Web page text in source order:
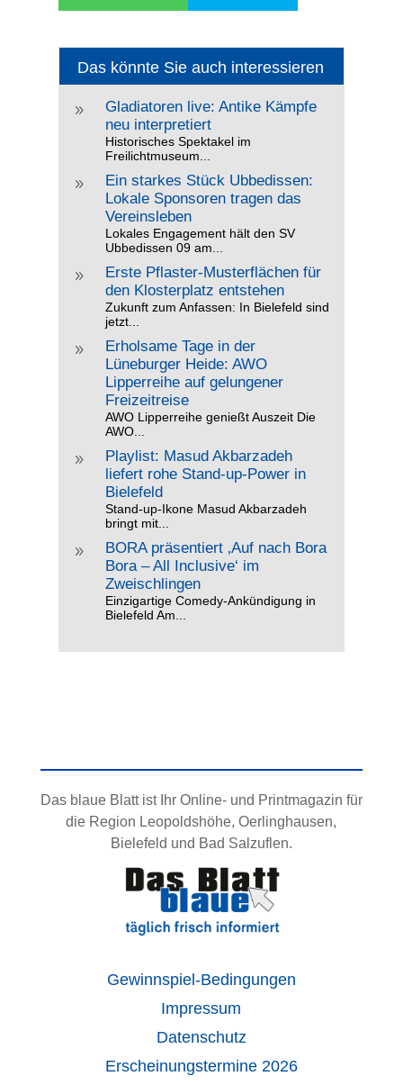
Das könnte Sie auch interessieren
9
Gladiatoren live: Antike Kämpfe
neu interpretiert
Historisches Spektakel im
Freilichtmuseum...
9
Ein starkes Stück Ubbedissen:
Lokale Sponsoren tragen das
Vereinsleben
Lokales Engagement hält den SV
Ubbedissen 09 am...
9
Erste Pflaster-Musterflächen für
den Klosterplatz entstehen
Zukunft zum Anfassen: In Bielefeld sind
jetzt...
9
Erholsame Tage in der
Lüneburger Heide: AWO
Lipperreihe auf gelungener
Freizeitreise
AWO Lipperreihe genießt Auszeit Die
AWO...
9
Playlist: Masud Akbarzadeh
liefert rohe Stand-up-Power in
Bielefeld
Stand-up-Ikone Masud Akbarzadeh
bringt mit...
9
BORA präsentiert ‚Auf nach Bora
Bora – All Inclusive‘ im
Zweischlingen
Einzigartige Comedy-Ankündigung in
Bielefeld Am...
Das blaue Blatt ist Ihr Online- und Printmagazin für
die Region Leopoldshöhe, Oerlinghausen,
Bielefeld und Bad Salzuflen.
Gewinnspiel-Bedingungen
Impressum
Datenschutz
Erscheinungstermine 2026